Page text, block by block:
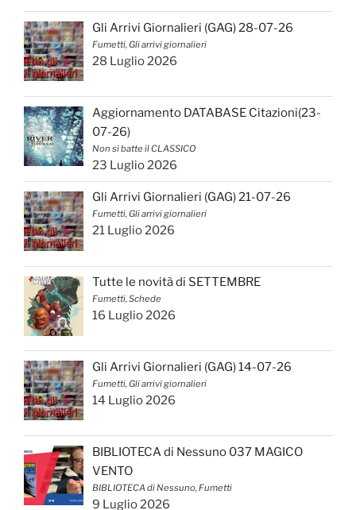
Gli Arrivi Giornalieri (GAG) 28-07-26
Fumetti, Gli arrivi giornalieri
28 Luglio 2026
Aggiornamento DATABASE Citazioni(23-
07-26)
Non si batte il CLASSICO
23 Luglio 2026
Gli Arrivi Giornalieri (GAG) 21-07-26
Fumetti, Gli arrivi giornalieri
21 Luglio 2026
Tutte le novità di SETTEMBRE
Fumetti, Schede
16 Luglio 2026
Gli Arrivi Giornalieri (GAG) 14-07-26
Fumetti, Gli arrivi giornalieri
14 Luglio 2026
BIBLIOTECA di Nessuno 037 MAGICO
VENTO
BIBLIOTECA di Nessuno, Fumetti
9 Luglio 2026